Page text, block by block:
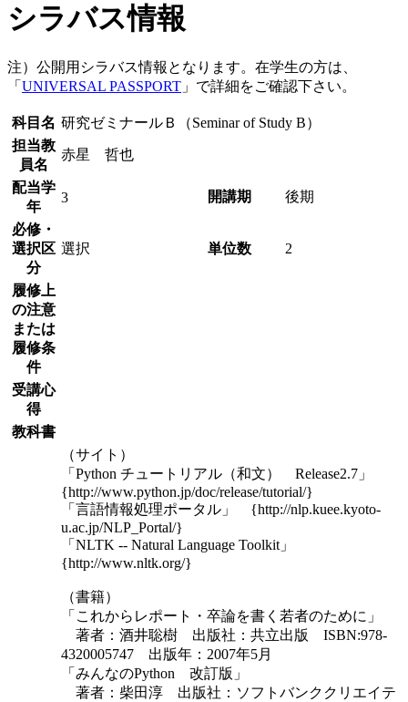
シラバス情報
注）公開用シラバス情報となります。在学生の方は、
「 UNIVERSAL PASSPORT 」で詳細をご確認下さい。
科目名 研究ゼミナールＢ（Seminar of Study B）
担当教
員名
赤星 哲也
配当学
年
3 開講期 後期
必修・
選択区
分
選択 単位数 2
履修上
の注意
または
履修条
件
受講心
得
教科書
（サイト）
「Python チュートリアル（和文） Release2.7」
{http://www.python.jp/doc/release/tutorial/}
「言語情報処理ポータル」 {http://nlp.kuee.kyoto-
u.ac.jp/NLP_Portal/}
「NLTK -- Natural Language Toolkit」
{http://www.nltk.org/}
（書籍）
「これからレポート・卒論を書く若者のために」
著者：酒井聡樹 出版社：共立出版 ISBN:978-
4320005747 出版年：2007年5月
「みんなのPython 改訂版」
著者：柴田淳 出版社：ソフトバンククリエイテ